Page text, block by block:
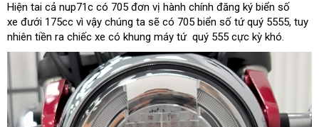
Hiện tai cả nup71c có 705 đơn vị hành chính đăng ký biển số
xe đưới 175cc vì vậy chúng ta sẽ có 705 biển số tứ quý 5555, tuy
nhiên tiền ra chiếc xe có khung máy tứ quý 555 cực kỳ khó.